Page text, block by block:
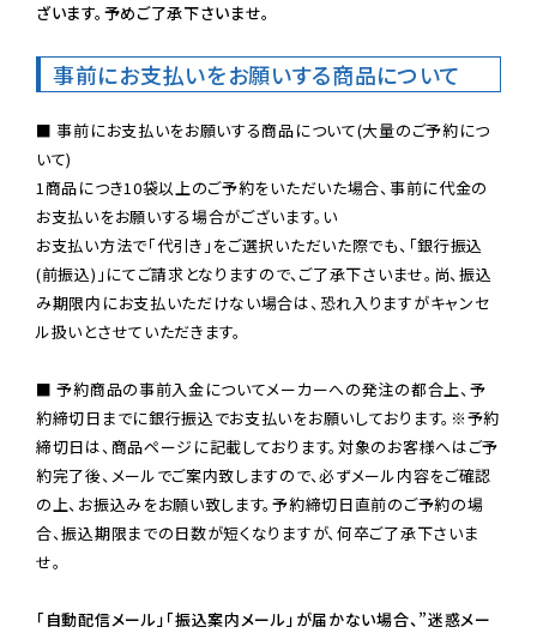
ざいます。予めご了承下さいませ。
事前にお支払いをお願いする商品について
■ 事前にお支払いをお願いする商品について(大量のご予約につ
いて)
1商品につき10袋以上のご予約をいただいた場合、事前に代金の
お支払いをお願いする場合がございます。い
お支払い方法で「代引き」をご選択いただいた際でも、「銀行振込
(前振込)」にてご請求となりますので、ご了承下さいませ。尚、振込
み期限内にお支払いただけない場合は、恐れ入りますがキャンセ
ル扱いとさせていただきます。
■ 予約商品の事前入金についてメーカーへの発注の都合上、予
約締切日までに銀行振込でお支払いをお願いしております。※予約
締切日は、商品ページに記載しております。対象のお客様へはご予
約完了後、メールでご案内致しますので、必ずメール内容をご確認
の上、お振込みをお願い致します。予約締切日直前のご予約の場
合、振込期限までの日数が短くなりますが、何卒ご了承下さいま
せ。
「自動配信メール」「振込案内メール」が届かない場合、”迷惑メー